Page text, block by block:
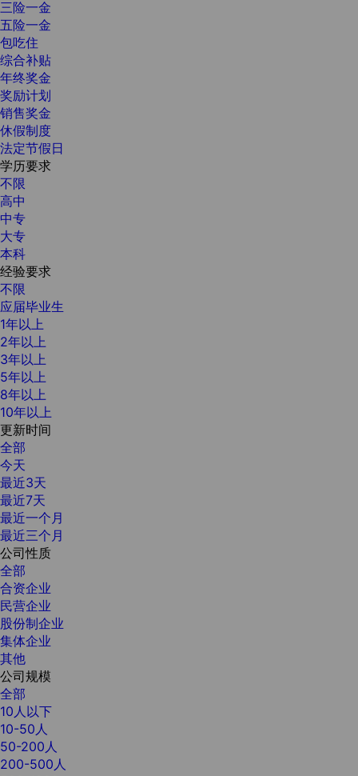
三险一金
五险一金
包吃住
综合补贴
年终奖金
奖励计划
销售奖金
休假制度
法定节假日
学历要求
不限
高中
中专
大专
本科
经验要求
不限
应届毕业生
1年以上
2年以上
3年以上
5年以上
8年以上
10年以上
更新时间
全部
今天
最近3天
最近7天
最近一个月
最近三个月
公司性质
全部
合资企业
民营企业
股份制企业
集体企业
其他
公司规模
全部
10人以下
10-50人
50-200人
200-500人